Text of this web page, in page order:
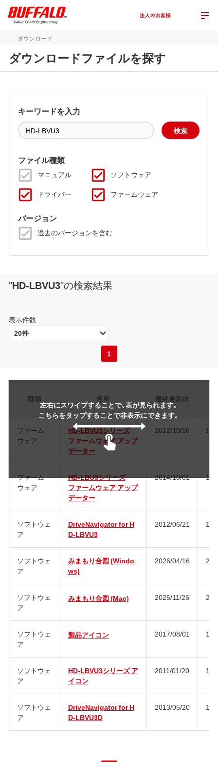
ダウンロード
ダウンロードファイルを探す
キーワードを入力
ファイル種類
マニュアル
ソフトウェア
ドライバー
ファームウェア
バージョン
過去のバージョンを含む
"HD-LBVU3"の検索結果
表示件数
1
左右にスワイプすることで、表が見られます。
こちらをタップすることで非表示にできます。
種類 名称 最終更新日
ファーム
ウェア
HD-LBVU3シリーズ
ファームウェア アップ
データー
2012/10/16
ファーム
ウェア
HD-LBU3シリーズ
ファームウェア アップ
データー
2014/10/01
ソフトウェ
ア
DriveNavigator for H
D-LBVU3
2012/06/21
ソフトウェ
ア
みまもり合図 (Windo
ws)
2026/04/16
ソフトウェ
ア
みまもり合図 (Mac) 2025/11/26
ソフトウェ
ア
製品アイコン 2017/08/01
ソフトウェ
ア
HD-LBVU3シリーズ ア
イコン
2011/01/20
ソフトウェ
ア
DriveNavigator for H
D-LBVU3D
2013/05/20